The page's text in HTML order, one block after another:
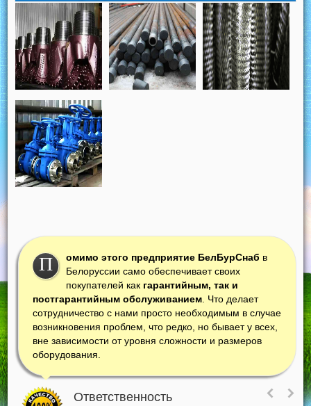
П омимо этого предприятие БелБурСнаб в
Белоруссии само обеспечивает своих
покупателей как гарантийным, так и
постгарантийным обслуживанием . Что делает
сотрудничество с нами просто необходимым в случае
возникновения проблем, что редко, но бывает у всех,
вне зависимости от уровня сложности и размеров
оборудования.
Ответственность